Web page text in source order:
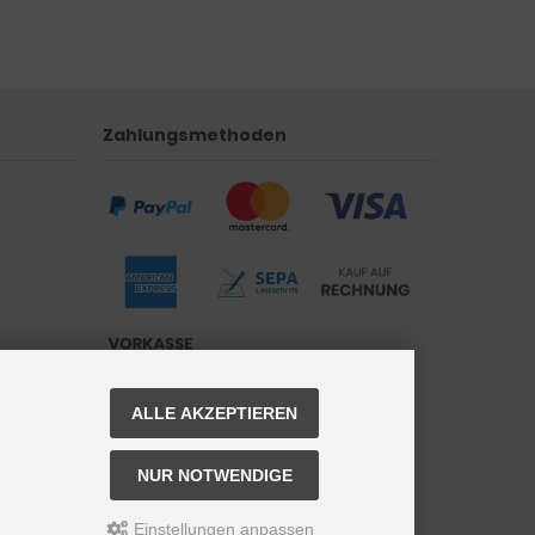
Zahlungsmethoden
ALLE AKZEPTIEREN
NUR NOTWENDIGE
Einstellungen anpassen